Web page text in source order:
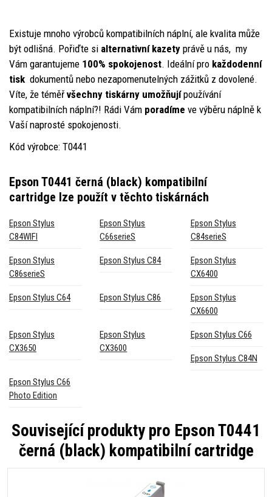
Existuje mnoho výrobců kompatibilních náplní, ale kvalita může
být odlišná. Pořiďte si alternativní kazety právě u nás, my
Vám garantujeme 100% spokojenost. Ideální pro každodenní
tisk dokumentů nebo nezapomenutelných zážitků z dovolené.
Víte, že téměř všechny tiskárny umožňujípoužívání
kompatibilních náplní?! Rádi Vám poradíme ve výběru náplně k
Vaší naprosté spokojenosti.
Kód výrobce: T0441
Epson T0441 černá (black) kompatibilní
cartridge lze použít v těchto tiskárnách
Epson Stylus
C84WIFI
Epson Stylus
C66serieS
Epson Stylus
C84serieS
Epson Stylus
C86serieS
Epson Stylus C84
Epson Stylus
CX6400
Epson Stylus C64 Epson Stylus C86
Epson Stylus
CX6600
Epson Stylus
CX3650
Epson Stylus
CX3600
Epson Stylus C66
Epson Stylus C84N
Epson Stylus C66
Photo Edition
Související produkty pro Epson T0441
černá (black) kompatibilní cartridge